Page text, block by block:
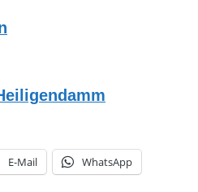
E-Mail WhatsApp